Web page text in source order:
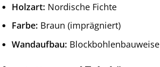
Holzart: Nordische Fichte
Farbe: Braun (imprägniert)
Wandaufbau: Blockbohlenbauweise